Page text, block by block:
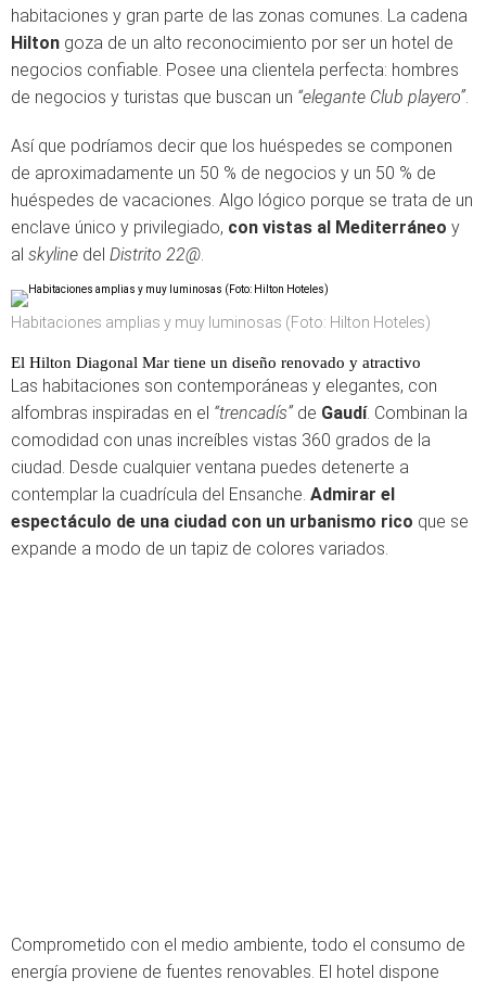
habitaciones y gran parte de las zonas comunes. La cadena
Hilton goza de un alto reconocimiento por ser un hotel de
negocios confiable. Posee una clientela perfecta: hombres
de negocios y turistas que buscan un “elegante Club playero”.
Así que podríamos decir que los huéspedes se componen
de aproximadamente un 50 % de negocios y un 50 % de
huéspedes de vacaciones. Algo lógico porque se trata de un
enclave único y privilegiado, con vistas al Mediterráneo y
al skyline del Distrito 22@.
Habitaciones amplias y muy luminosas (Foto: Hilton Hoteles)
El Hilton Diagonal Mar tiene un diseño renovado y atractivo
Las habitaciones son contemporáneas y elegantes, con
alfombras inspiradas en el “trencadís”de Gaudí. Combinan la
comodidad con unas increíbles vistas 360 grados de la
ciudad. Desde cualquier ventana puedes detenerte a
contemplar la cuadrícula del Ensanche. Admirar el
espectáculo de una ciudad con un urbanismo rico que se
expande a modo de un tapiz de colores variados.
Comprometido con el medio ambiente, todo el consumo de
energía proviene de fuentes renovables. El hotel dispone